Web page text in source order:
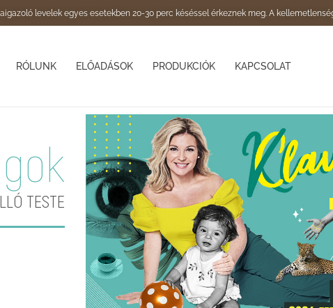
levelek egyes esetekben 20-30 perc késéssel érkeznek meg. A
RÓLUNK ELŐADÁSOK PRODUKCIÓK KAPCSOLAT
TESTE